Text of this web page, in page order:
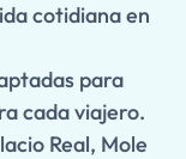
cotidiana en
para
cada viajero.
Real, Mole